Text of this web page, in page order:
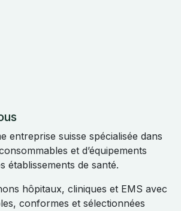
entreprise suisse spécialisée dans
et d’équipements
établissements de santé.
hôpitaux, cliniques et EMS avec
conformes et sélectionnées